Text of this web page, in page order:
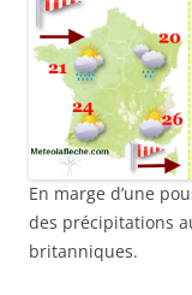
En marge d’une
des précipitations
britanniques.